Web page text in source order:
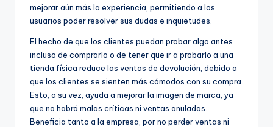
mejorar aún más la experiencia, permitiendo a los
usuarios poder resolver sus dudas e inquietudes.
El hecho de que los clientes puedan probar algo antes
incluso de comprarlo o de tener que ir a probarlo a una
tienda física reduce las ventas de devolución, debido a
que los clientes se sienten más cómodos con su compra.
Esto, a su vez, ayuda a mejorar la imagen de marca, ya
que no habrá malas críticas ni ventas anuladas.
Beneficia tanto a la empresa, por no perder ventas ni